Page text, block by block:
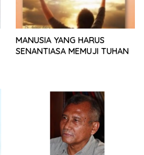
MANUSIA YANG HARUS
SENANTIASA MEMUJI TUHAN